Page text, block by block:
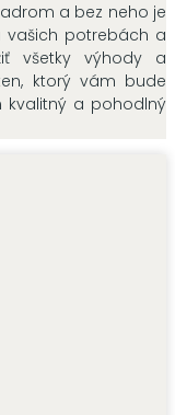
a bez neho je
potrebách a
všetky výhody a
ktorý vám bude
kvalitný a pohodlný